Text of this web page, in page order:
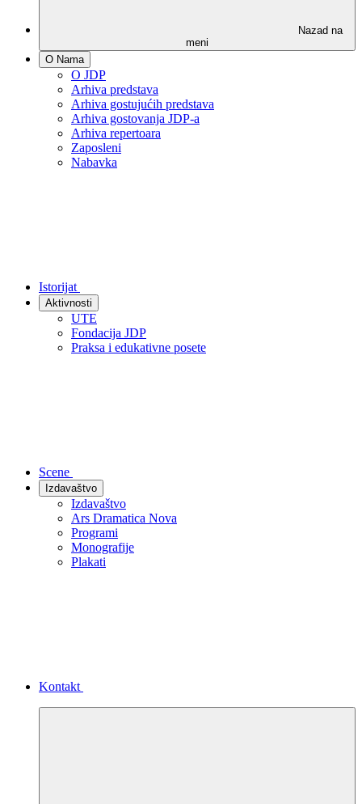
Nazad na
meni
O Nama
O JDP
Arhiva predstava
Arhiva gostujućih predstava
Arhiva gostovanja JDP-a
Arhiva repertoara
Zaposleni
Nabavka
Istorijat
Aktivnosti
UTE
Fondacija JDP
Praksa i edukativne posete
Scene
Izdavaštvo
Izdavaštvo
Ars Dramatica Nova
Programi
Monografije
Plakati
Kontakt